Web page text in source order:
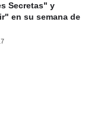
Secretas" y
en su semana de